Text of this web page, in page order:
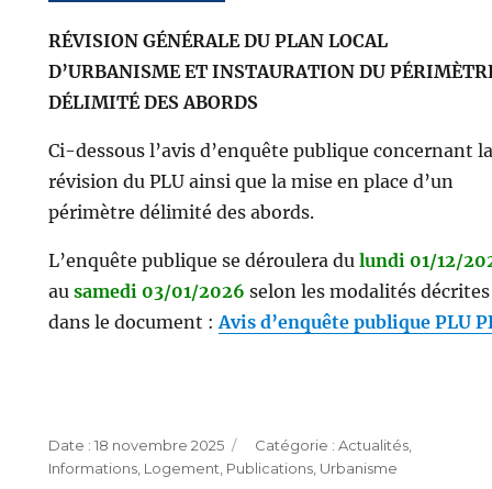
RÉVISION GÉNÉRALE DU PLAN LOCAL
D’URBANISME ET INSTAURATION DU
DÉLIMITÉ DES ABORDS
Ci-dessous l’avis d’enquête publique concernant la
révision du PLU ainsi que la mise en place d’un
périmètre délimité des abords.
L’enquête publique se déroulera du lundi 01/12/
au samedi 03/01/2026 selon les modalités décrites
dans le document : Avis d’enquête publique PLU
Publié
le
18 novembre 2025 Catégories
Actualités,
Informations, Logement Publications, Urbanisme